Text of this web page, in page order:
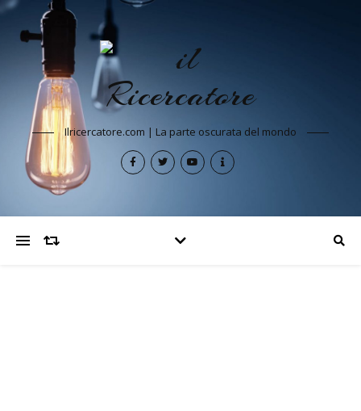
Ilricercatore.com | La parte oscurata del mondo